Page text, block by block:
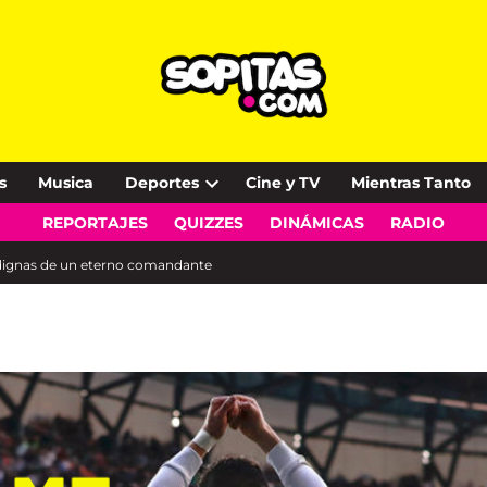
Musica Deportes
Open
dropdown
Cine y TV Mientras Tanto
REPORTAJES QUIZZES DINÁMICAS RADIO
de un eterno comandante